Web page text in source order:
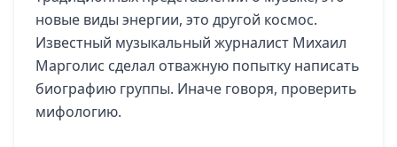
новые виды энергии, это другой космос.
Известный музыкальный журналист Михаил
Марголис сделал отважную попытку написать
биографию группы. Иначе говоря, проверить
мифологию.